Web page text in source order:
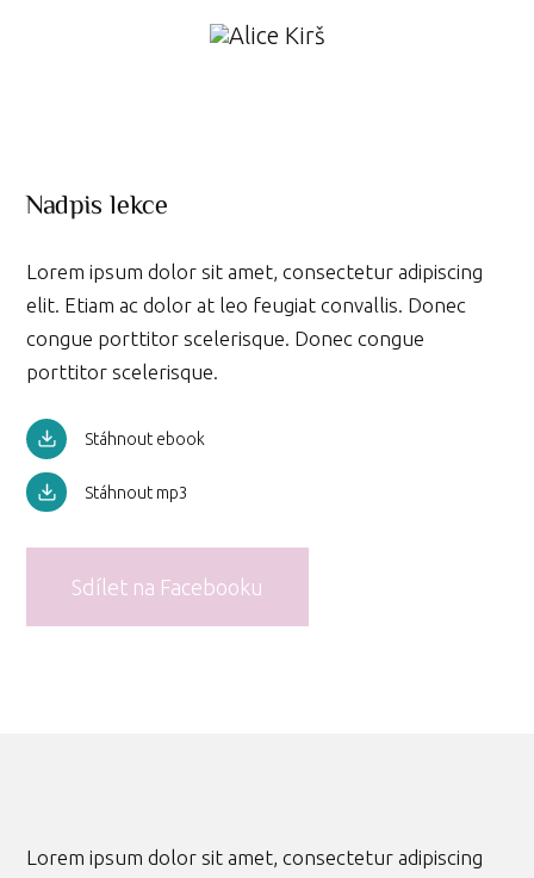
Nadpis lekce
Lorem ipsum dolor sit amet, consectetur adipiscing
elit. Etiam ac dolor at leo feugiat convallis. Donec
congue porttitor scelerisque. Donec congue
porttitor scelerisque.
Stáhnout ebook
Stáhnout mp3
Sdílet na Facebooku
Lorem ipsum dolor sit amet, consectetur adipiscing